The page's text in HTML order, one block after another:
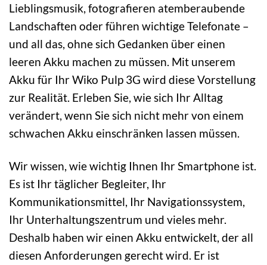
Lieblingsmusik, fotografieren atemberaubende
Landschaften oder führen wichtige Telefonate –
und all das, ohne sich Gedanken über einen
leeren Akku machen zu müssen. Mit unserem
Akku für Ihr Wiko Pulp 3G wird diese Vorstellung
zur Realität. Erleben Sie, wie sich Ihr Alltag
verändert, wenn Sie sich nicht mehr von einem
schwachen Akku einschränken lassen müssen.
Wir wissen, wie wichtig Ihnen Ihr Smartphone ist.
Es ist Ihr täglicher Begleiter, Ihr
Kommunikationsmittel, Ihr Navigationssystem,
Ihr Unterhaltungszentrum und vieles mehr.
Deshalb haben wir einen Akku entwickelt, der all
diesen Anforderungen gerecht wird. Er ist